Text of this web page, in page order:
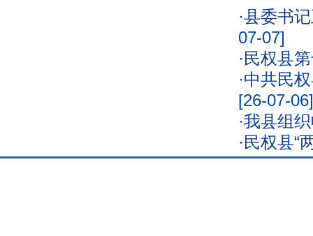
·县委书
07-07]
·民权县
·中共民
[26-07-06]
·我县组
·民权县“